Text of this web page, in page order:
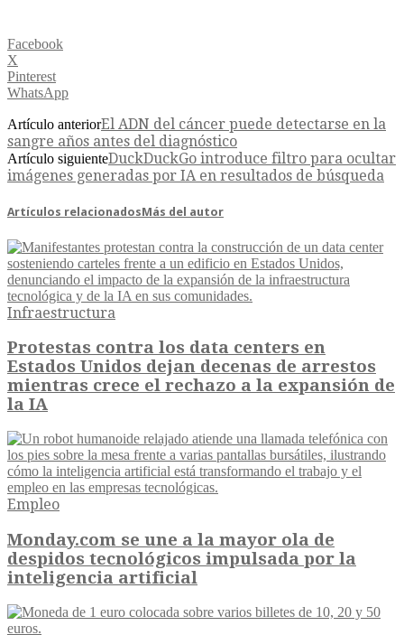
Facebook
X
Pinterest
WhatsApp
Artículo anteriorEl ADN del cáncer puede detectarse en la
sangre años antes del diagnóstico
Artículo siguienteDuckDuckGo introduce filtro para ocultar
imágenes generadas por IA en resultados de búsqueda
Artículos relacionadosMás del autor
Infraestructura
Protestas contra los data centers en
Estados Unidos dejan decenas de arrestos
mientras crece el rechazo a la expansión de
la IA
Empleo
Monday.com se une a la mayor ola de
despidos tecnológicos impulsada por la
inteligencia artificial